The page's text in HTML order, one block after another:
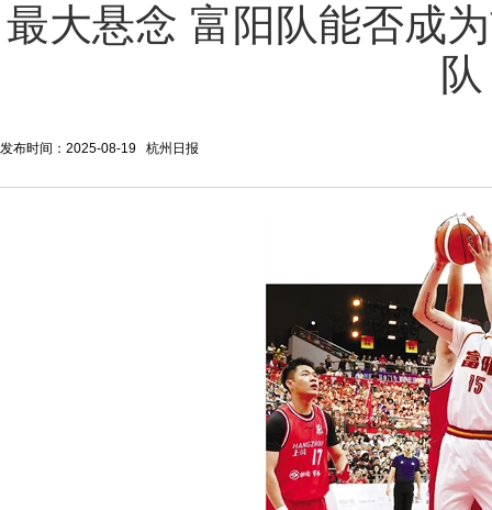
最大悬念 富阳队能否成
发布时间：2025-08-19 杭州日报